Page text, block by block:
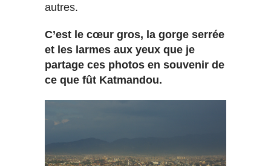
autres.
C’est le cœur gros, la gorge serrée
et les larmes aux yeux que je
partage ces photos en souvenir de
ce que fût Katmandou.